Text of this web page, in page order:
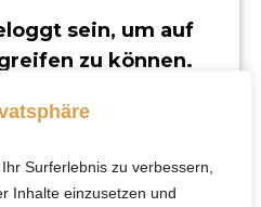
Surferlebnis zu verbessern,
Inhalte einzusetzen und
sein, um auf
zu können.
um dich